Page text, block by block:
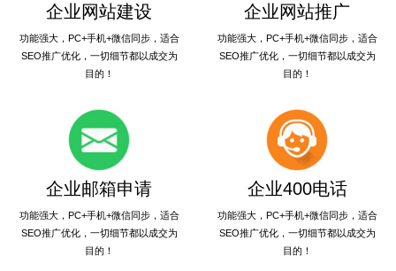
企业网站建设
功能强大，PC+手机+微信同步，适合
SEO推广优化，一切细节都以成交为
目的！
企业网站推广
功能强大，PC+手机+微信同步，适合
SEO推广优化，一切细节都以成交为
目的！
企业邮箱申请
功能强大，PC+手机+微信同步，适合
SEO推广优化，一切细节都以成交为
目的！
企业400电话
功能强大，PC+手机+微信同步，适合
SEO推广优化，一切细节都以成交为
目的！